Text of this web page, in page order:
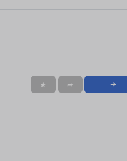
★ ➦ ➜